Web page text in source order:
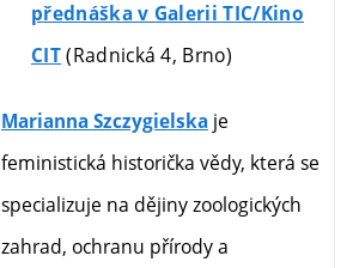
přednáška v Galerii TIC/Kino
CIT(Radnická 4, Brno)
Marianna Szczygielska je
feministická historička vědy, která se
specializuje na dějiny zoologických
zahrad, ochranu přírody a